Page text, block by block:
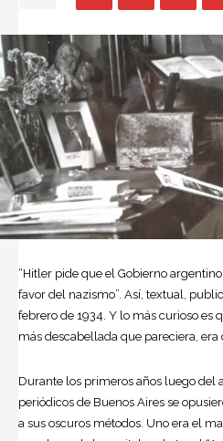
“Hitler pide que el Gobierno
favor del nazismo”. Así, textual,
febrero de 1934. Y lo más curioso es
más descabellada que pareciera, era
Durante los primeros años luego del
periódicos de Buenos Aires se
a sus oscuros métodos. Uno era el